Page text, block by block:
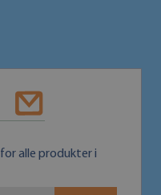
for alle produkter i